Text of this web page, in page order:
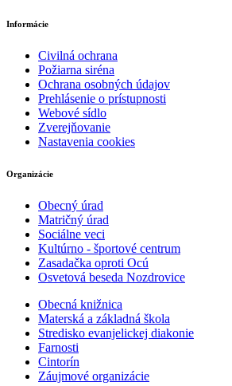
Informácie
Civilná ochrana
Požiarna siréna
Ochrana osobných údajov
Prehlásenie o prístupnosti
Webové sídlo
Zverejňovanie
Nastavenia cookies
Organizácie
Obecný úrad
Matričný úrad
Sociálne veci
Kultúrno - športové centrum
Zasadačka oproti Ocú
Osvetová beseda Nozdrovice
Obecná knižnica
Materská a základná škola
Stredisko evanjelickej diakonie
Farnosti
Cintorín
Záujmové organizácie